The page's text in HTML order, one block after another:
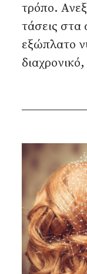
τρόπο.
τάσεις στα
εξώπλατο